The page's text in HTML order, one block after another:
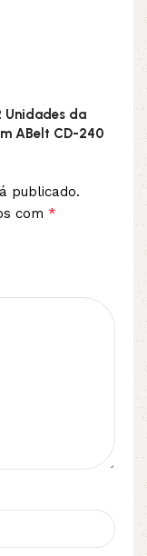
Unidades da
ABelt CD-240
publicado.
com *